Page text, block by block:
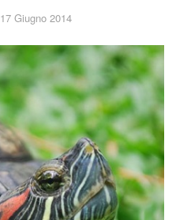
17 Giugno 2014